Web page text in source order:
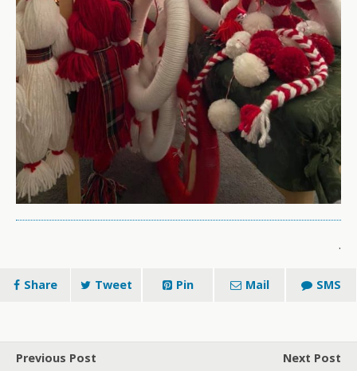
.
Share Tweet Pin Mail SMS
Previous Post
Next Post